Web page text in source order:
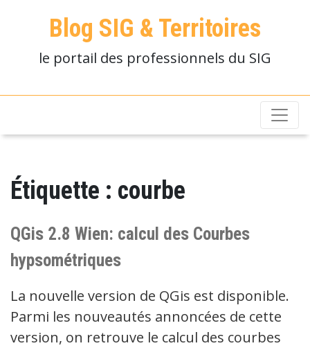
Blog SIG & Territoires
le portail des professionnels du SIG
Étiquette : courbe
QGis 2.8 Wien: calcul des Courbes
hypsométriques
La nouvelle version de QGis est disponible.
Parmi les nouveautés annoncées de cette
version, on retrouve le calcul des courbes